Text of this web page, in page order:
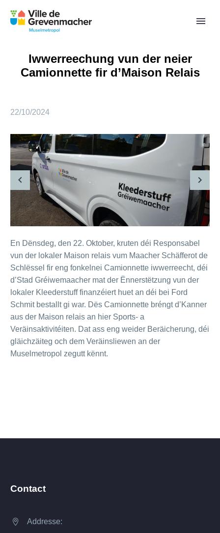
Iwwerreechung vun der neier
Camionnette fir d’Maison Relais
22/10/2024
En Dënsdeg, den 22. Oktober, kruten déi Responsabel
vun der lokaler Maison relais vum Maacher Schäfferot de
Schlëssel fir eng fonkelnei Camionnette iwwerreecht, déi
d’Stad Gréiwemaacher mat der Ënnerstëtzung vun der
lokaler Kleederstuff finanzéiert huet an déi bei Ford
Schmit bestallt gi war. Dës Camionnette bréngt d’Kanner
aus der Maison relais an hier Sports- a
Veräinsaktivitéiten. Dat ass eng weider Beräicherung, déi
gläichzäiteg och dem Veräinsliewen an der
Muselmetropol zegutt kënnt.
Contact

 Addresse: